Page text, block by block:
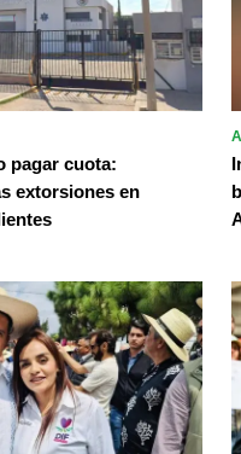
pagar cuota:
extorsiones en